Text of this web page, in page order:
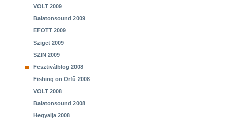
VOLT 2009
Balatonsound 2009
EFOTT 2009
Sziget 2009
SZIN 2009
Fesztiválblog 2008
Fishing on Orfű 2008
VOLT 2008
Balatonsound 2008
Hegyalja 2008